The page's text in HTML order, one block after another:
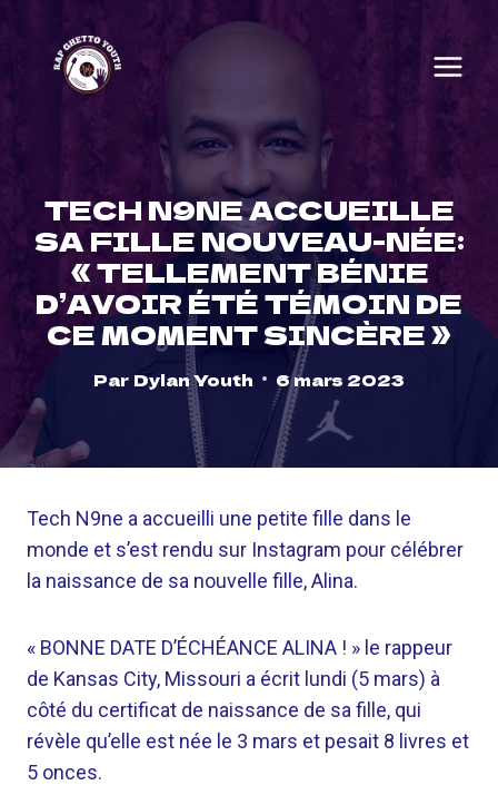
content
TECH N9NE ACCUEILLE
SA FILLE NOUVEAU-NÉE:
« TELLEMENT BÉNIE
D’AVOIR ÉTÉ TÉMOIN DE
CE MOMENT SINCÈRE »
Par Dylan Youth 6 mars 2023
Tech N9ne a accueilli une petite fille dans le
monde et s’est rendu sur Instagram pour célébrer
la naissance de sa nouvelle fille, Alina.
« BONNE DATE D’ÉCHÉANCE ALINA ! » le rappeur
de Kansas City, Missouri a écrit lundi (5 mars) à
côté du certificat de naissance de sa fille, qui
révèle qu’elle est née le 3 mars et pesait 8 livres et
5 onces.